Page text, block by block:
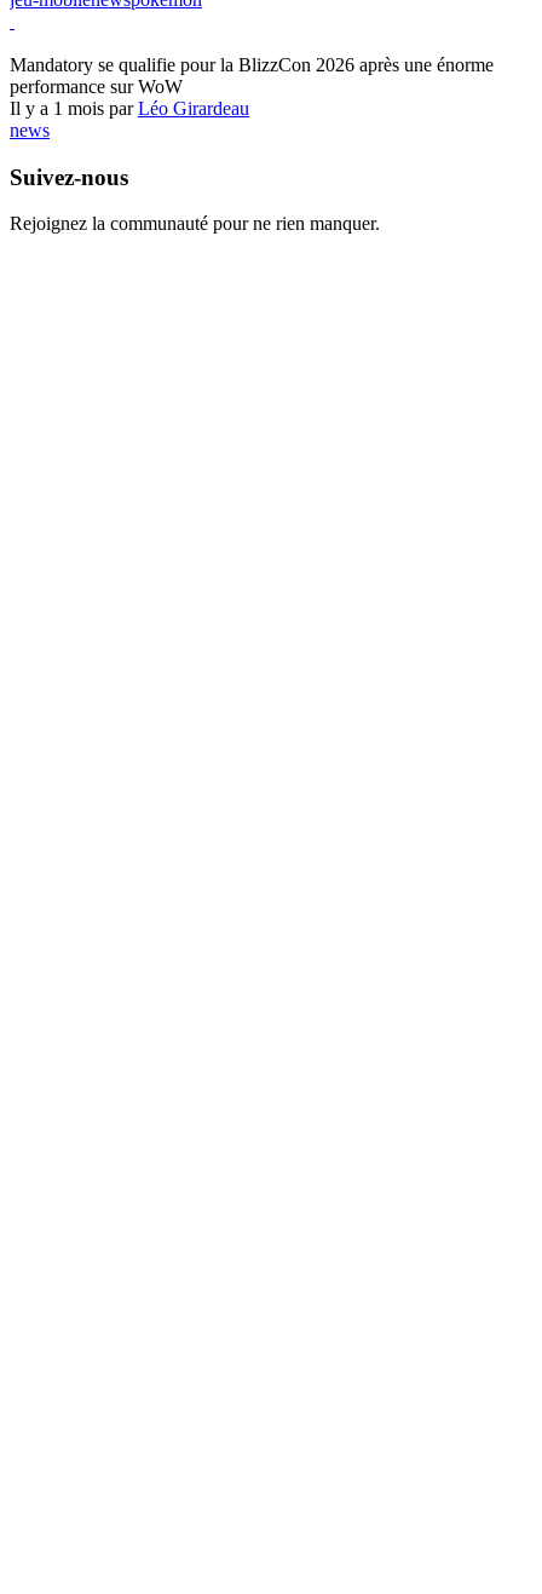
Mandatory se qualifie pour la BlizzCon 2026 après une énorme
performance sur WoW
Il y a 1 mois parLéo Girardeau
news
Suivez-nous
Rejoignez la communauté pour ne rien manquer.